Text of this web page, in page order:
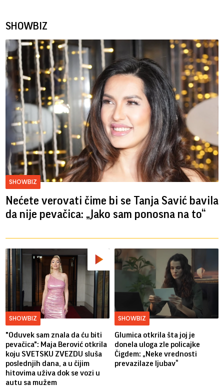
SHOWBIZ
SHOWBIZ
Nećete verovati čime bi se Tanja Savić bavila
da nije pevačica: „Jako sam ponosna na to“
SHOWBIZ
"Oduvek sam znala da ću biti
pevačica": Maja Berović otkrila
koju SVETSKU ZVEZDU sluša
poslednjih dana, a u čijim
hitovima uživa dok se vozi u
autu sa mužem
SHOWBIZ
Glumica otkrila šta joj je
donela uloga zle policajke
Čigdem: „Neke vrednosti
prevazilaze ljubav“